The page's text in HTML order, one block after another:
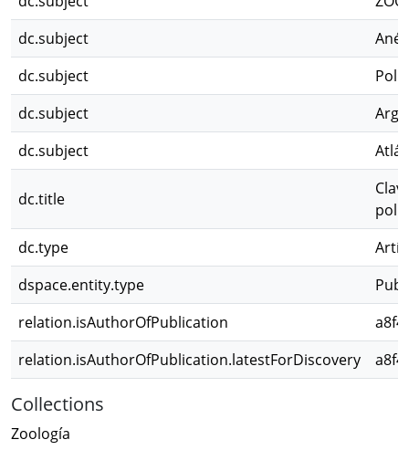
dc.subject
dc.subject
dc.subject
dc.subject
dc.title
dc.type
dspace.entity.type
relation.isAuthorOfPublication
relation.isAuthorOfPublication.latestForDiscovery
Collections
Zoología